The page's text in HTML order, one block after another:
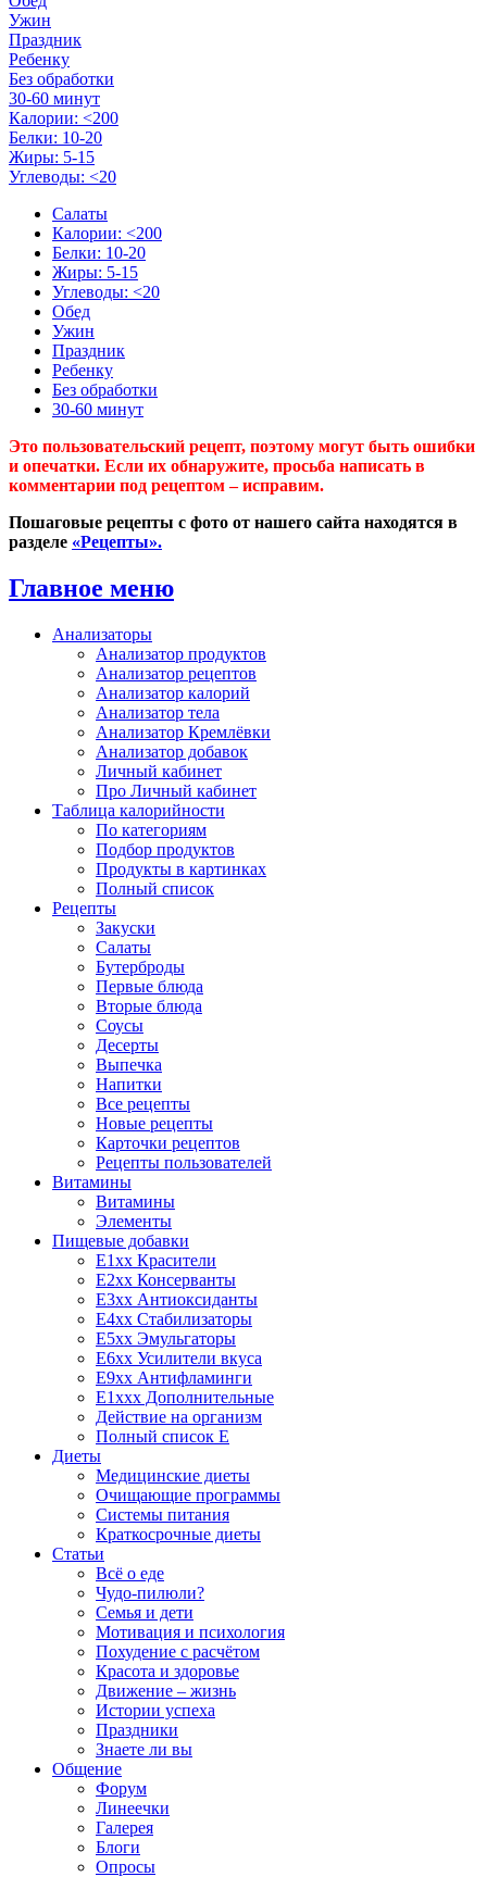
Ужин
Праздник
Ребенку
Без обработки
30-60 минут
Калории: <200
Белки: 10-20
Жиры: 5-15
Углеводы: <20
Салаты
Калории: <200
Белки: 10-20
Жиры: 5-15
Углеводы: <20
Обед
Ужин
Праздник
Ребенку
Без обработки
30-60 минут
Это пользовательский рецепт, поэтому могут быть ошибки
и опечатки. Если их обнаружите, просьба написать в
комментарии под рецептом – исправим.
Пошаговые рецепты с фото от нашего сайта находятся в
разделе «Рецепты».
Главное меню
Анализаторы
Анализатор продуктов
Анализатор рецептов
Анализатор калорий
Анализатор тела
Анализатор Кремлёвки
Анализатор добавок
Личный кабинет
Про Личный кабинет
Таблица калорийности
По категориям
Подбор продуктов
Продукты в картинках
Полный список
Рецепты
Закуски
Салаты
Бутерброды
Первые блюда
Вторые блюда
Соусы
Десерты
Выпечка
Напитки
Все рецепты
Новые рецепты
Карточки рецептов
Рецепты пользователей
Витамины
Витамины
Элементы
Пищевые добавки
E1xx Красители
E2xx Консерванты
E3xx Антиоксиданты
E4xx Стабилизаторы
E5xx Эмульгаторы
E6xx Усилители вкуса
E9xx Антифламинги
E1xxx Дополнительные
Действие на организм
Полный список E
Диеты
Медицинские диеты
Очищающие программы
Системы питания
Краткосрочные диеты
Статьи
Всё о еде
Чудо-пилюли?
Семья и дети
Мотивация и психология
Похудение с расчётом
Красота и здоровье
Движение – жизнь
Истории успеха
Праздники
Знаете ли вы
Общение
Форум
Линеечки
Галерея
Блоги
Опросы